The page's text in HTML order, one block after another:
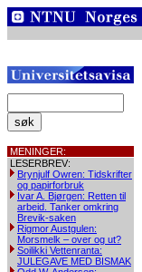
MENINGER:
LESERBREV:
Brynjulf Owren: Tidskrifter
og papirforbruk
Ivar A. Bjørgen: Retten til
arbeid. Tanker omkring
Brevik-saken
Rigmor Austgulen:
Morsmelk – over og ut?
Soilikki Vettenranta:
JULEGAVE MED BISMAK